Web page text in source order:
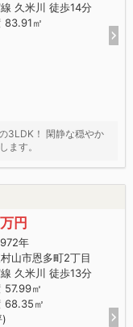
久米川 徒歩14分
83.91㎡
3LDK！ 閑静な穏やか
ます。
円
年
山市恩多町2丁目
久米川 徒歩13分
57.99㎡
68.35㎡
)